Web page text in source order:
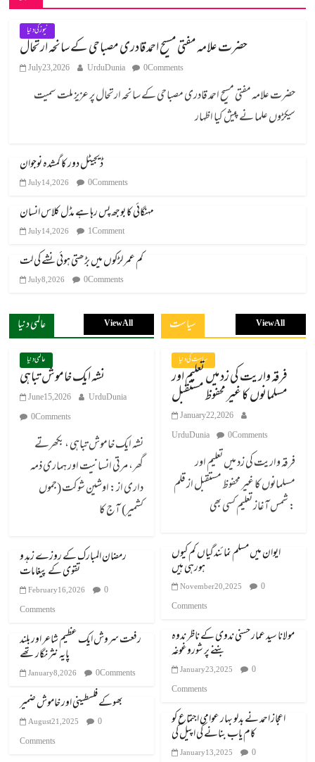
نیوز کی دنیا
July 23, 2026 UrduDunia 0 Comments
حضرت علامہ مفتی مسیح احمد قادری مصباحی کے سانحہ ارتحال پر عزیز ملت سمیت
سیکڑوں علما نے پیش کیا اظہار
ڈیجیٹل دور کا گمشدہ نوجوان
July 14, 2026 0 Comments
مہنگائی کا بوجھ پس رہا ہے مڈل کلاس انسان
July 14, 2026 1 Comment
کم عمر لڑکوں میں بڑھتی ہوئی نشے کی لت
July 8, 2026 0 Comments
عالمی دنیا View All
عالمی دنیا
نشہ ایک خاموش تباہی
June 15, 2026
UrduDunia
0 Comments
نشہ ایک خاموش تباہی ، بکھرتے
گھر، مرتی انسانیت اور ہماری ذمہ
داری از: اوشین شوکت (جموں
کشمیر) آج کا
رمضان المبارک کے روزے زہد و
تقوی کے پیغامات
February 16, 2026
0
Comments
رفعت سروش ایک عظیم شاعر اور بلند
پایہ نثر نگار تھے
January 8, 2026 0 Comments
بھوکے فلسطینی اور خاموش ضمیر
August 21, 2025
0
Comments
سیاست View All
سیاست کی دنیا
فرقہ واریت کی زد میں تعلیم اور
مسلمانوں کا غیر محفوظ مستقبل
January 22, 2026
UrduDunia
0 Comments
فرقہ واریت کی زد میں تعلیم اور
مسلمانوں کا غیر محفوظ مستقبل از قلم
: شمس آغاز تعلیم کسی بھی
ایوان میں مسلم نمائندگیاں کم کیوں
ہورہی ہیں
November 20, 2025
0
Comments
مولانا سید عمار حسنی ندوی کے ناظر ندوہ
بننے پر شوروغوغہ
January 23, 2025
0
Comments
اعجاز احمد نے بدلو بہار عوامی اجتماع کو
کام یاب بنانے کی اپیل کی
January 13, 2025
0